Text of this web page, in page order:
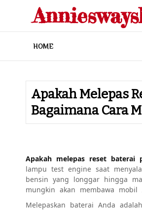
content
HOME
Apakah Melepas
Bagaimana Cara
Apakah melepas reset baterai
lampu test engine saat
bensin yang longgar hingga
mungkin akan membawa
Melepaskan baterai Anda